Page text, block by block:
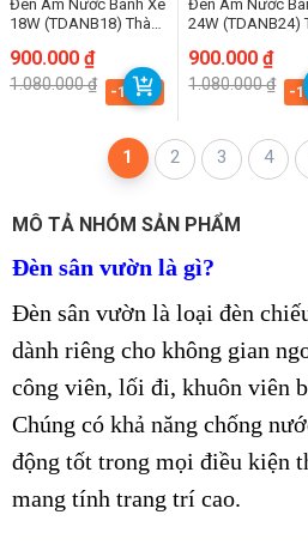
Đèn Âm Nước Bánh Xe
18W (TDANB18) Thành
1.080.000₫
Giá
gốc
là:
900.000 ₫
Giá
hiện
tại
-16.7%
Đèn Âm Nước
24W (TDANB24)
1.080.000₫
Giá
gốc
là:
900.000₫
Giá
hiện
tại
-
1 2 3 4
MÔ TẢ NHÓM SẢN PHẨM
Đèn sân vườn là gì?
Đèn sân vườn là loại đèn
dành riêng cho không gian
công viên, lối đi, khuôn viên
Chúng có khả năng chống
động tốt trong mọi điều kiện
mang tính trang trí cao.